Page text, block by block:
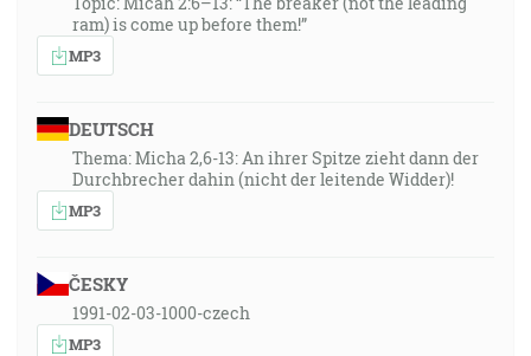
ram) is come up before them!”
MP3
DEUTSCH
Thema: Micha 2,6-13: An ihrer Spitze zieht dann der
Durchbrecher dahin (nicht der leitende Widder)!
MP3
ČESKY
1991-02-03-1000-czech
MP3